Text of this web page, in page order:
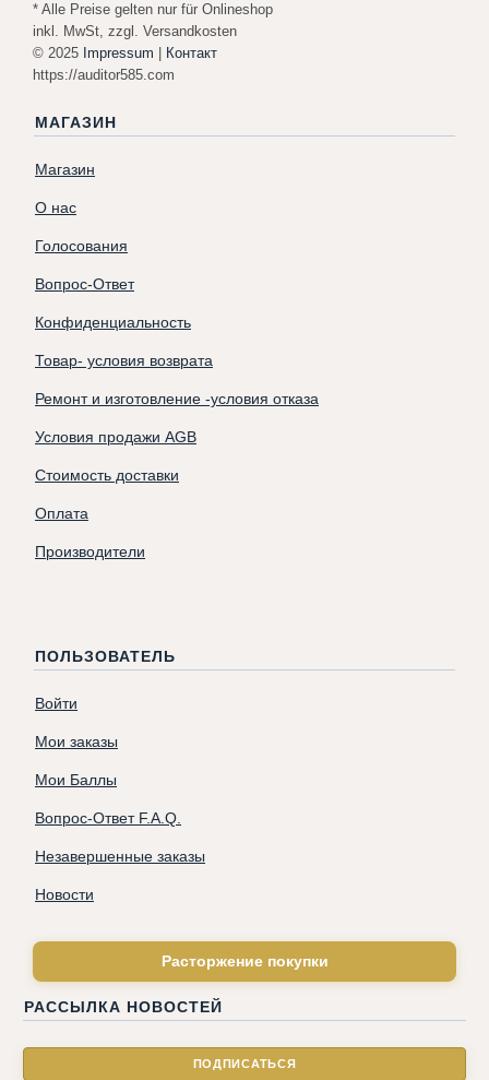
* Alle Preise gelten nur für Onlineshop
inkl. MwSt, zzgl. Versandkosten
© 2025 Impressum
Контакт
https://auditor585.com
МАГАЗИН
Магазин
О нас
Голосования
Вопрос-Ответ
Конфиденциальность
Товар- условия возврата
Ремонт и изготовление -условия отказа
Условия продажи AGB
Стоимость доставки
Оплата
Производители
ПОЛЬЗОВАТЕЛЬ
Войти
Мои заказы
Мои Баллы
Вопрос-Ответ F.A.Q.
Незавершенные заказы
Новости
Расторжение покупки
РАССЫЛКА НОВОСТЕЙ